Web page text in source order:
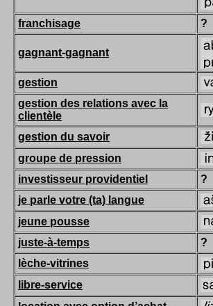
franchisage ?
gagnant-gagnant
gestion
gestion des relations avec la
clientèle
gestion du savoir
groupe de pression
investisseur providentiel
?
je parle votre (ta) langue
jeune pousse
juste-à-temps
?
lèche-vitrines
libre-service